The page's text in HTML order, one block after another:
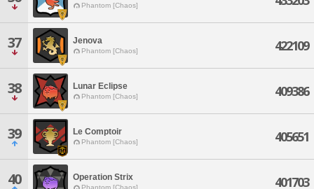
Phantom [Chaos]
37 Jenova
Phantom [Chaos] 422109
38 Lunar Eclipse
Phantom [Chaos] 409386
39 Le Comptoir
Phantom [Chaos] 405651
40 Operation Strix
Phantom [Chaos] 401703